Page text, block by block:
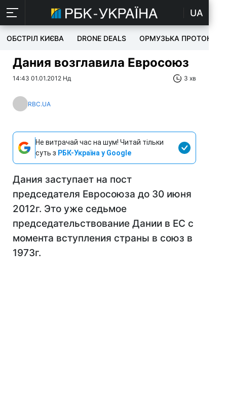
UA
ОБСТРІЛ КИЄВА DRONE DEALS ОРМУЗЬКА ПРОТОКА
Дания возглавила Евросоюз
14:43 01.01.2012 Нд 3 хв
RBC.UA
Не витрачай час на шум! Читай тільки
суть з РБК-Україна у Google
Дания заступает на пост
председателя Евросоюза до 30 июня
2012г. Это уже седьмое
председательствование Дании в ЕС с
момента вступления страны в союз в
1973г.